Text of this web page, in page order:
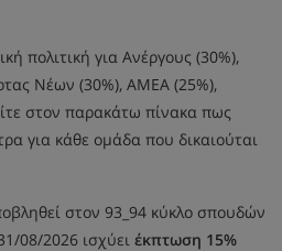
πολιτική για Ανέργους (30%),
Νέων (30%), ΑΜΕΑ (25%),
στον παρακάτω πίνακα πως
για κάθε ομάδα που δικαιούται
στον 93_94 κύκλο σπουδών
08/2026 ισχύει έκπτωση 15%